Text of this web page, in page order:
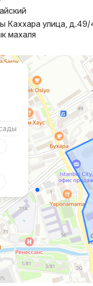
Каххара улица, д.49/
махаля